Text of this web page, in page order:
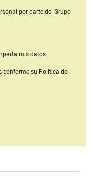
por parte del Grupo
mis datos
conforme su Política de